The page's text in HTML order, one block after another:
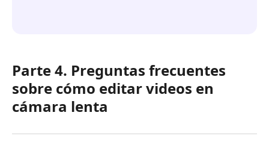
Parte 4. Preguntas frecuentes
sobre cómo editar videos en
cámara lenta